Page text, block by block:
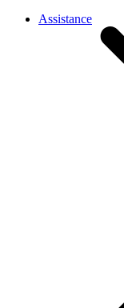
Assistance